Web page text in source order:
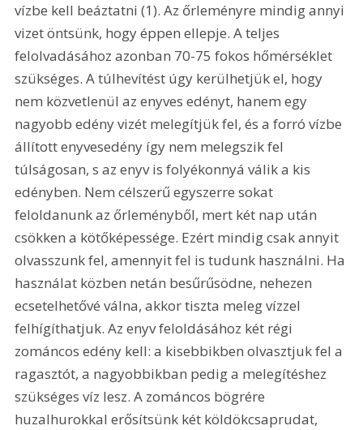
vízbe kell beáztatni (1). Az őrleményre mindig annyi
vizet öntsünk, hogy éppen ellepje. A teljes
felolvadásához azonban 70-75 fokos hőmérséklet
szükséges. A túlhevítést úgy kerülhetjük el, hogy
nem közvetlenül az enyves edényt, hanem egy
nagyobb edény vizét melegítjük fel, és a forró vízbe
állított enyvesedény így nem melegszik fel
túlságosan, s az enyv is folyékonnyá válik a kis
edényben. Nem célszerű egyszerre sokat
feloldanunk az őrleményből, mert két nap után
csökken a kötőképessége. Ezért mindig csak annyit
olvasszunk fel, amennyit fel is tudunk használni. Ha
használat közben netán besűrűsödne, nehezen
ecsetelhetővé válna, akkor tiszta meleg vízzel
felhígíthatjuk. Az enyv feloldásához két régi
zománcos edény kell: a kisebbikben olvasztjuk fel a
ragasztót, a nagyobbikban pedig a melegítéshez
szükséges víz lesz. A zománcos bögrére
huzalhurokkal erősítsünk két köldökcsaprudat,